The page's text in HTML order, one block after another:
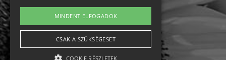
Jogi nyilatkozat
Rólunk
MINDENT ELFOGADOK
CSAK A SZÜKSÉGESET
COOKIE RÉSZLETEK